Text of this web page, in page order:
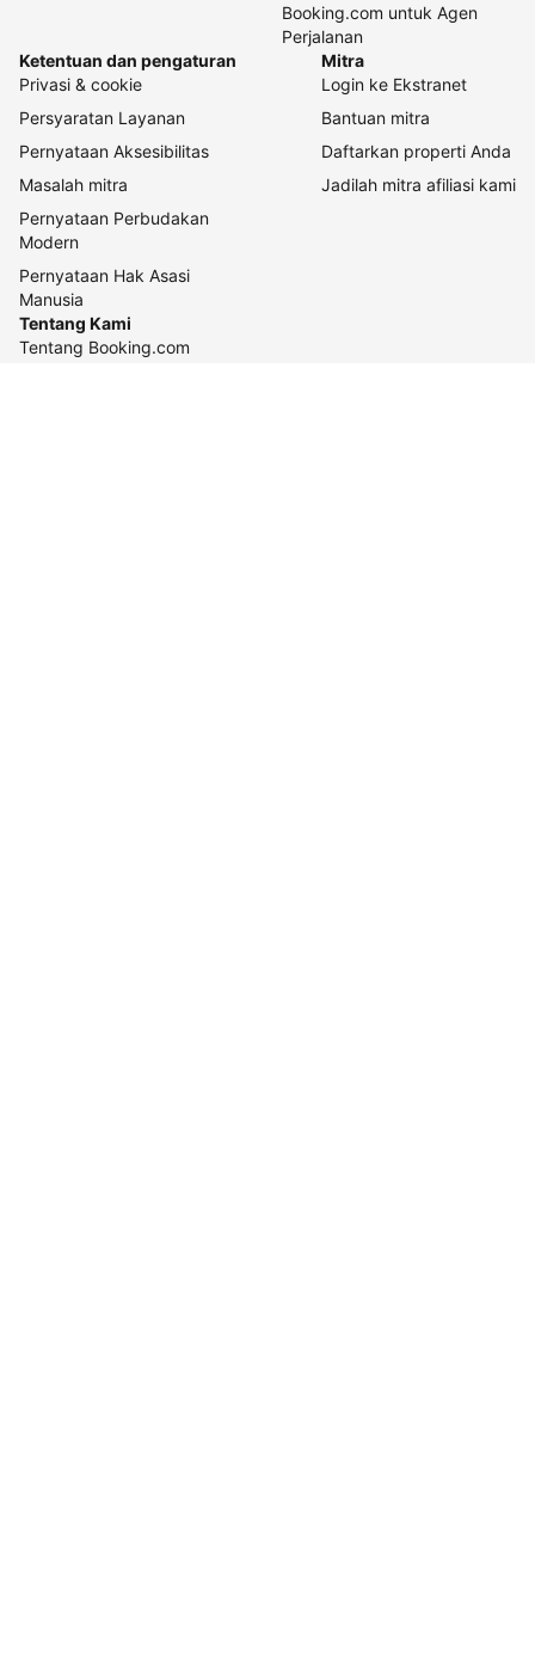
Booking.com untuk Agen
Perjalanan
Ketentuan dan pengaturan
Privasi & cookie
Persyaratan Layanan
Pernyataan Aksesibilitas
Masalah mitra
Pernyataan Perbudakan
Modern
Pernyataan Hak Asasi
Manusia
Mitra
Login ke Ekstranet
Bantuan mitra
Daftarkan properti Anda
Jadilah mitra afiliasi kami
Tentang Kami
Tentang Booking.com